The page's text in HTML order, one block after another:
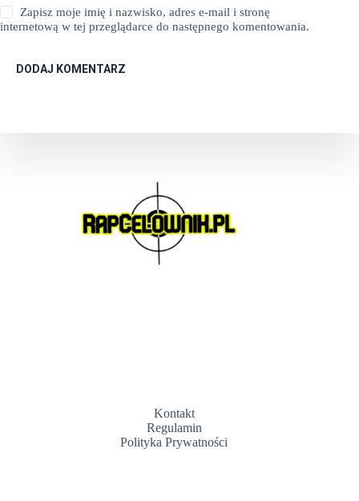
Zapisz moje imię i nazwisko, adres e-mail i stronę
internetową w tej przeglądarce do następnego komentowania.
DODAJ KOMENTARZ
Kontakt
Regulamin
Polityka Prywatności